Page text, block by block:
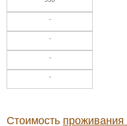
-
-
-
-
Стоимость проживания